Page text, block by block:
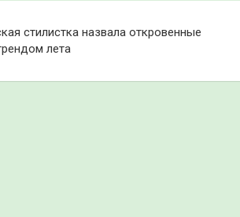
стилистка назвала откровенные
лета